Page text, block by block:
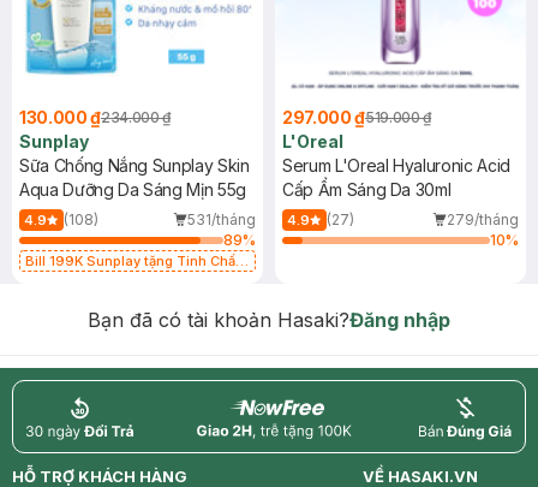
130.000 ₫234.000 ₫
Sunplay
Sữa Chống Nắng Sunplay Skin
Aqua Dưỡng Da Sáng Mịn 55g
4.9 (108)
531/tháng
89%
Bill 199K Sunplay tặng Tinh Chất
297.000 ₫519.000 ₫
L'Oreal
Serum L'Oreal Hyaluronic Acid
Cấp Ẩm Sáng Da 30ml
4.9 (27)
279/tháng
10%
Bạn đã có tài khoản Hasaki?Đăng nhập
return nowfree price
HỖ TRỢ KHÁCH HÀNG
VỀ HASAKI.VN